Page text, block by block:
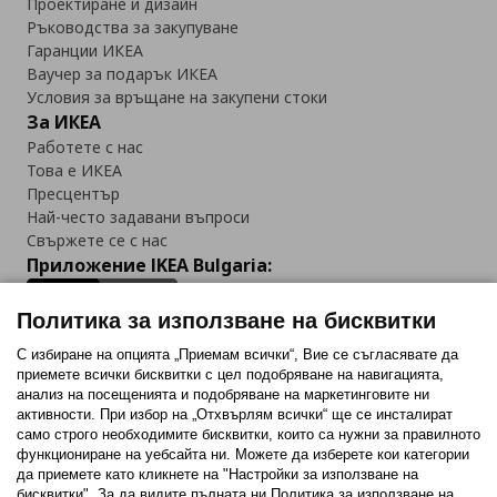
Ръководства за закупуване
Гаранции ИКЕА
Ваучер за подарък ИКЕА
Условия за връщане на закупени стоки
За ИКЕА
Работете с нас
Това е ИКЕА
Пресцентър
Най-често задавани въпроси
Свържете се с нас
Приложение IKEA Bulgaria:
Последвайте ни:
FacebookTwitterYoutubePinterestInstagram
Политика за използване на бисквитки
С избиране на опцията „Приемам всички“, Вие се съгласявате да
приемете всички бисквитки с цел подобряване на навигацията,
анализ на посещенията и подобряване на маркетинговите ни
активности. При избор на „Отхвърлям всички“ ще се инсталират
само строго необходимитe бисквитки, които са нужни за правилното
функциониране на уебсайта ни. Можете да изберете кои категории
да приемете като кликнете на "Настройки за използване на